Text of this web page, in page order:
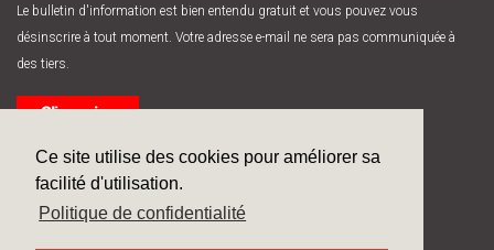
Ce site utilise des cookies pour améliorer sa
facilité d'utilisation.
Politique de confidentialité
Le bulletin d'information est bien entendu gratuit et vous pouvez vous
désinscrire à tout moment. Votre adresse e-mail ne sera pas communiquée à
des tiers.